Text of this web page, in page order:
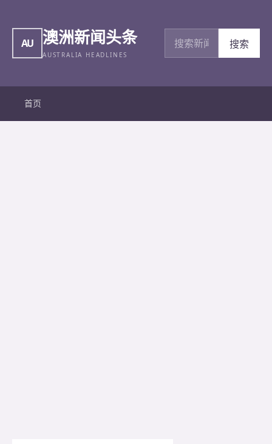
AU 澳洲新闻头条
AUSTRALIA HEADLINES
搜索新闻
搜索
首页